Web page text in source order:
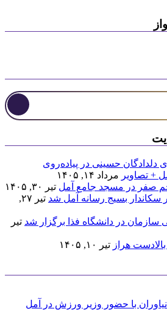
دلدادگان حسینی در پیاده‌روی
+ تصاویر مرداد ۱۴, ۱۴۰۵
صفر در مسجد جامع آمل تیر ۳۰, ۱۴۰۵
سکاندار بسیج رسانه آمل شد
تیر ۲۷,
در دانشگاه فذا برگزار شد تیر
بالادست هراز تیر ۱۰, ۱۴۰۵
نیاوران با حضور وزیر ورزش در آمل